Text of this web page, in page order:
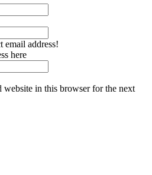
email address!
here
website in this browser for the next